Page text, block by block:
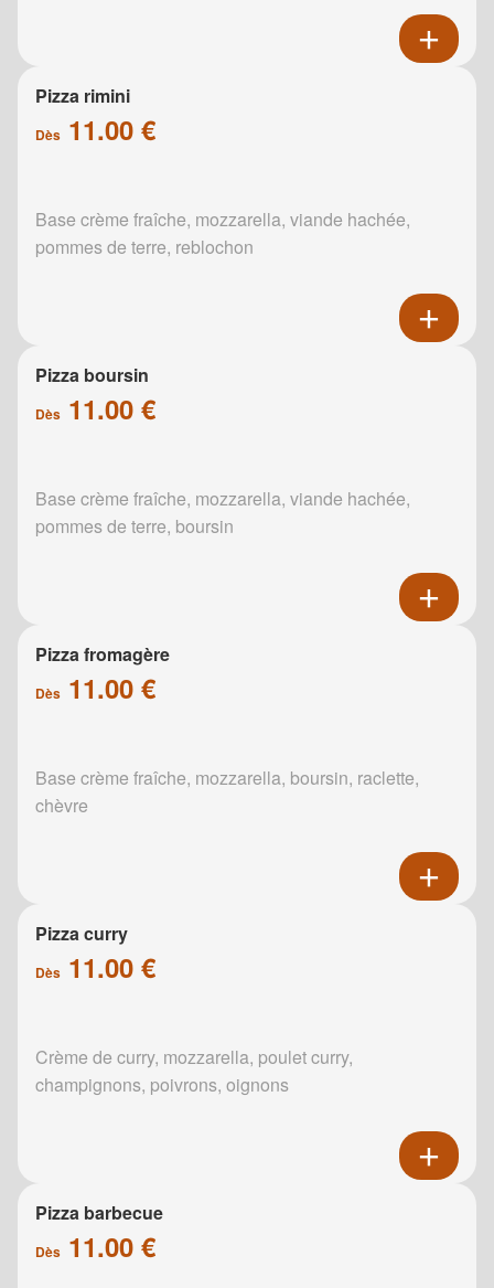
Pizza rimini
Dès 11.00 €
Base crème fraîche, mozzarella, viande hachée,
pommes de terre, reblochon
Pizza boursin
Dès 11.00 €
Base crème fraîche, mozzarella, viande hachée,
pommes de terre, boursin
Pizza fromagère
Dès 11.00 €
Base crème fraîche, mozzarella, boursin, raclette,
chèvre
Pizza curry
Dès 11.00 €
Crème de curry, mozzarella, poulet curry,
champignons, poivrons, oignons
Pizza barbecue
Dès 11.00 €